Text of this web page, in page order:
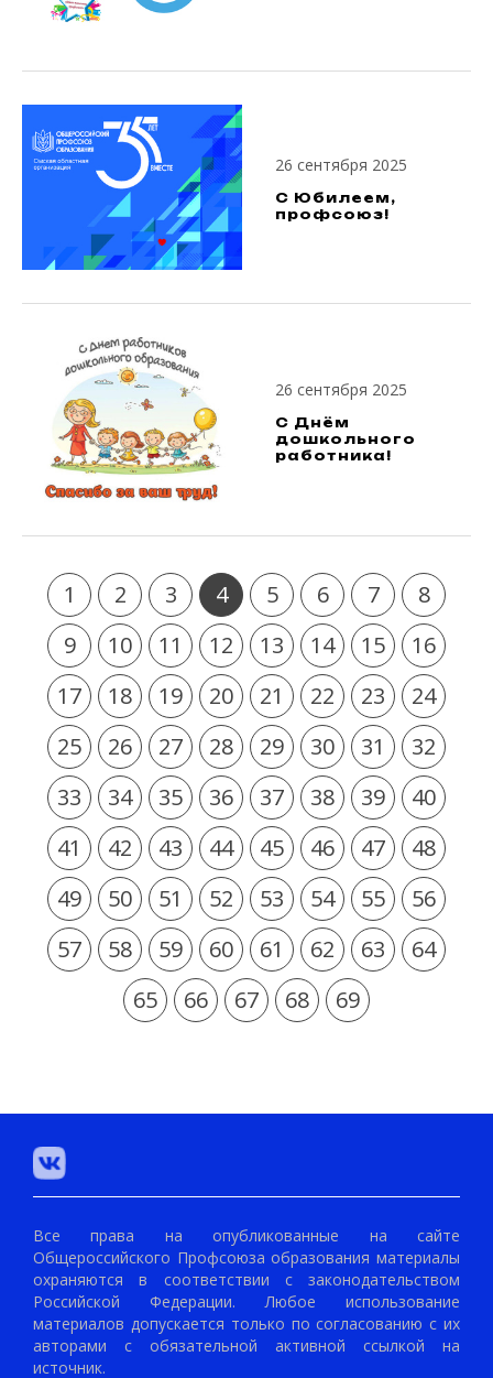
26 сентября 2025
С Юбилеем,
профсоюз!
26 сентября 2025
С Днём
дошкольного
работника!
1 2 3 4 5 6 7
8
9
10 11 12 13 14 15
16
17
18 19 20 21 22 23
24
25
26 27 28 29 30 31
32
33
34 35 36 37 38 39
40
41
42 43 44 45 46 47
48
49
50 51 52 53 54 55
56
57
58 59 60 61 62 63
64
65
66 67 68 69
Все права на опубликованные на сайте
Общероссийского Профсоюза образования материалы
охраняются в соответствии с законодательством
Российской Федерации. Любое использование
материалов допускается только по согласованию с их
авторами с обязательной активной ссылкой на
источник.